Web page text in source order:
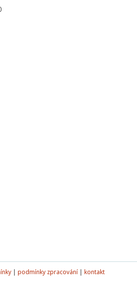
| podmínky zpracování | kontakt